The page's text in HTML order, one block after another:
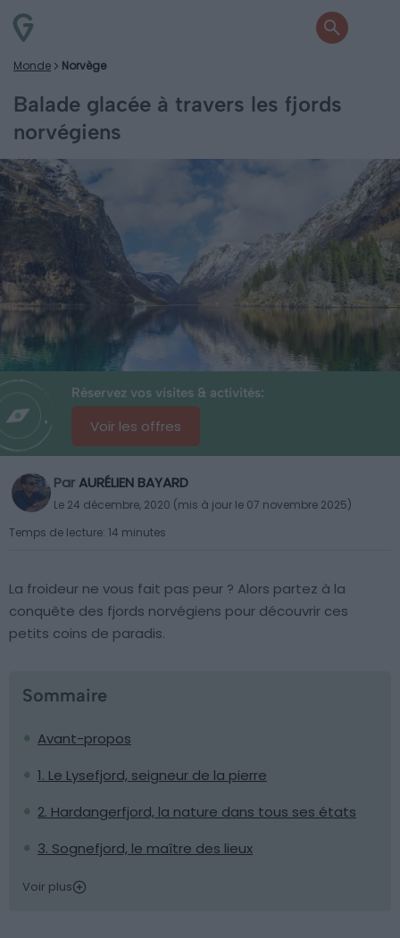
Monde Norvège
Balade glacée à travers les fjords
norvégiens
Réservez vos visites & activités:
Voir les offres
ParAURÉLIEN BAYARD
Le 24 décembre, 2020 (mis à jour le 07 novembre 2025)
Temps de lecture: 14 minutes
La froideur ne vous fait pas peur ? Alors partez à la
conquête des fjords norvégiens pour découvrir ces
petits coins de paradis.
Sommaire
Avant-propos
1. Le Lysefjord, seigneur de la pierre
2. Hardangerfjord, la nature dans tous ses états
3. Sognefjord, le maître des lieux
Voir plus